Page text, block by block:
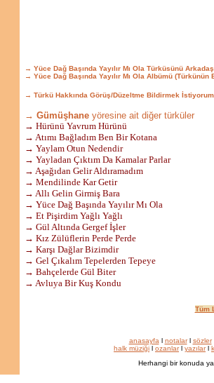
→ Yüce Dağ Başında Yayılır Mı Ola Türküsünü
→ Yüce Dağ Başında Yayılır Mı Ola Albümü
→ Türkü Hakkında Görüş/Düzeltme Bildirmek İstiyorum
→ Gümüşhane yöresine ait diğer türküler
→ Hürünü Yavrum Hürünü
→ Atımı Bağladım Ben Bir Kotana
→ Yaylam Otun Nedendir
→ Yayladan Çıktım Da Kamalar Parlar
→ Aşağıdan Gelir Aldıramadım
→ Mendilinde Kar Getir
→ Allı Gelin Girmiş Bara
→ Yüce Dağ Başında Yayılır Mı Ola
→ Et Pişirdim Yağlı Yağlı
→ Gül Altında Gergef İşler
→ Kız Zülüflerin Perde Perde
→ Karşı Dağlar Bizimdir
→ Gel Çıkalım Tepelerden Tepeye
→ Bahçelerde Gül Biter
→ Avluya Bir Kuş Kondu
Tüm
anasayfa l notalarl sözler
halk müziği l ozanlarl yazılarl
Herhangi bir konuda